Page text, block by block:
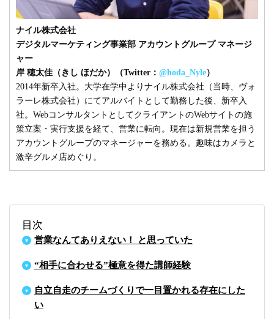
ナイル株式会社
デジタルマーケティング事業部 アカウントグループ マネージ
ャー
岸 穂太佳（きし ほだか）（Twitter： @hoda_Nyle）
2014年新卒入社。大学在学中よりナイル株式会社（当時、ヴォ
ラーレ株式会社）にてアルバイトとして勤務した後、新卒入
社。WebコンサルタントとしてクライアントのWebサイトの施
策立案・実行支援を経て、営業に転向。現在は新規営業を担う
アカウントグループのマネージャーを務める。趣味はカメラと
激辛グルメ店めぐり。
目次
営業なんてありえない！ と思っていた
“相手に合わせる”極意を得た講師経験
自立自走のチームづくりで一目置かれる存在にした
い